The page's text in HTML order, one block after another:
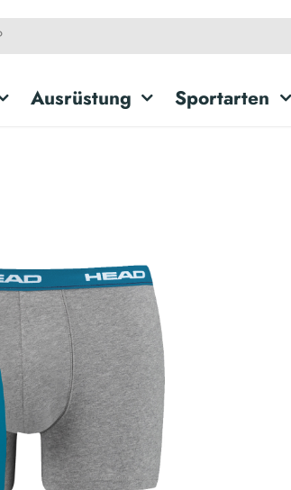
Ausrüstung Sportarten